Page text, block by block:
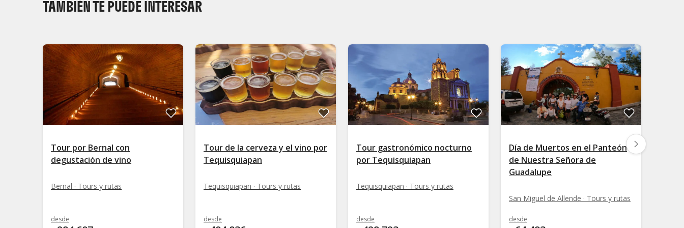
TAMBIÉN TE PUEDE INTERESAR
Tour por Bernal con
degustación de vino
Bernal · Tours y rutas
desde
Tour de la cerveza y el vino por
Tequisquiapan
Tequisquiapan · Tours y rutas
desde
Tour gastronómico nocturno
por Tequisquiapan
Tequisquiapan · Tours y rutas
desde
Día de Muertos en el Panteón
de Nuestra Señora de
Guadalupe
San Miguel de Allende · Tours y rutas
desde